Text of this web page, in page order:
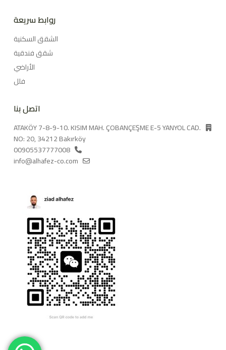
روابط سريعة
الشقق السكنية
شقق فندقية
الأراضي
فلل
اتصل بنا
ATAKÖY 7-8-9-10. KISIM MAH. ÇOBANÇEŞME E-5 YANYOL CAD.
NO: 20, 34212 Bakırköy
00905537777008
info@alhafez-co.com